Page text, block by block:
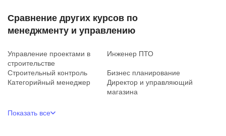
Сравнение других курсов по
менеджменту и управлению
Управление проектами в
строительстве
Инженер ПТО
Строительный контроль
Бизнес планирование
Категорийный менеджер
Директор и управляющий
магазина
Показать все